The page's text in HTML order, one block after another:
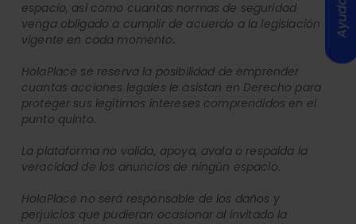
espacio, así como cuantas normas de seguridad
venga obligado a cumplir de acuerdo a la legislación
vigente en cada momento.
HolaPlace se reserva la posibilidad de emprender
cuantas acciones legales le asistan en Derecho para
proteger sus legítimos intereses comprendidos en el
punto quinto.
La plataforma no valida, apoya, avala o respalda la
veracidad de los anuncios de ningún espacio.
HolaPlace no será responsable de los daños y
perjuicios que pudieran ocasionar al invitado la
Ayuda